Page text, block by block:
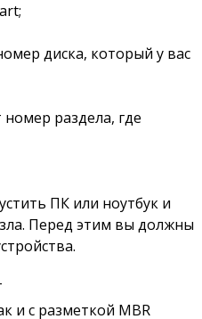
диска, который у вас
номер раздела, где
ПК или ноутбук и
Перед этим вы должны
и с разметкой MBR